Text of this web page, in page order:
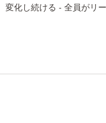
化し続ける - 全員がリ